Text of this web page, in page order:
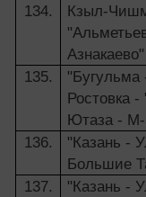
134.
Кзыл-
Азнакаево"
135.
"Бугульма
Ростовка -
Ютаза - М-
136.
"Казань -
Большие
137.
"Казань -